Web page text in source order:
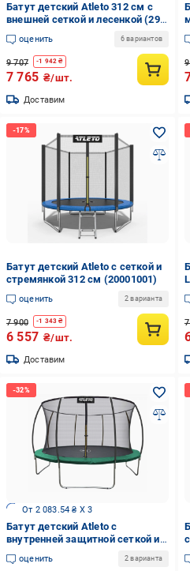
Батут детский Atleto 312 см с
внешней сеткой и лесенкой (29-
76-42400473)
оценить 6 вариантов
9 707 -1 942 ₴
7 765 ₴/шт.
Доставим
Батут детский Atleto с сеткой и
стремянкой 312 см (20001001)
оценить 2 варианта
7 900 -1 343 ₴
6 557 ₴/шт.
Доставим
От 2 083.54 ₴ X 3
Батут детский Atleto с
внутренней защитной сеткой и
лестницей 252 см до 100 кг (SI-
A252CM0)
оценить 2 варианта